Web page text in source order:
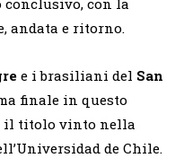
andata e ritorno.
e i brasiliani del San
finale in questo
il titolo vinto nella
de Chile.